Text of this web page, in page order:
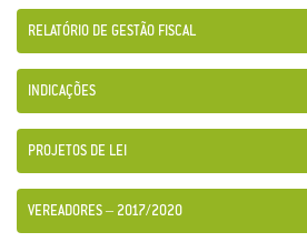
RELATÓRIO DE GESTÃO FISCAL
INDICAÇÕES
PROJETOS DE LEI
VEREADORES – 2017/2020